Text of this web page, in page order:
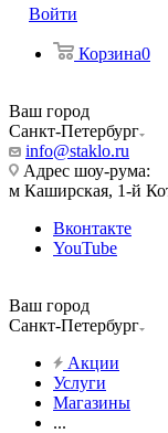
Войти
Корзина0
Ваш город
Санкт-Петербург
info@staklo.ru
Адрес шоу-рума:
м Каширская, 1-й
Вконтакте
YouTube
Ваш город
Санкт-Петербург
Акции
Услуги
Магазины
...